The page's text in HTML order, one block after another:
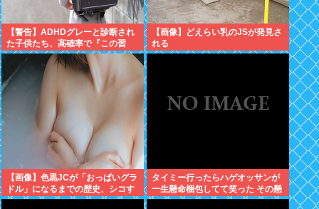
【警告】ADHDグレーと診断され
た子供たち、高確率で『この習
慣』をやっていた→！！！
【画像】どえらい乳のJSが発見さ
れる
【画像】色黒JCが「おっぱいグラ
ドル」になるまでの歴史、シコす
ぎるwww
タイミー行ったらハゲオッサンが
一生懸命梱包してて笑った その懸
命さを別の場面で活かせよ